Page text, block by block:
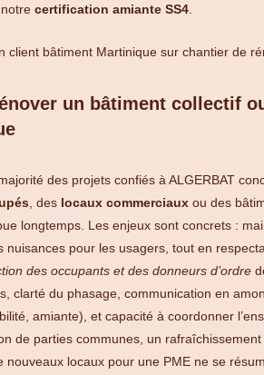
certification amiante SS4
un bâtiment collectif
des projets confiés à ALGERBAT
, des locaux commerciaux ou des
longtemps. Les enjeux sont concrets :
nuisances pour les usagers, tout en
des occupants et des donneurs d’ordre
clarté du phasage, communication en
amiante), et capacité à coordonner
de parties communes, un
nouveaux locaux pour une PME ne se